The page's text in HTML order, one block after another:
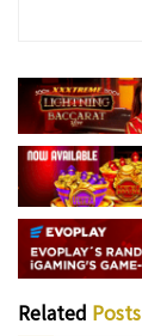
Related Posts